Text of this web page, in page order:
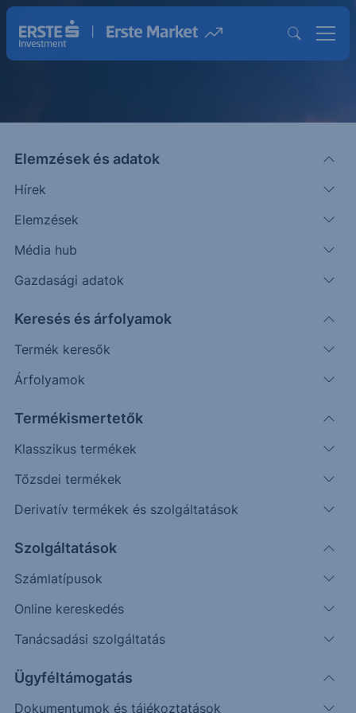
Elemzések és adatok
Hírek
Elemzések
Média hub
Gazdasági adatok
Keresés és árfolyamok
Termék keresők
Árfolyamok
Termékismertetők
Klasszikus termékek
Tőzsdei termékek
Derivatív termékek és szolgáltatások
Szolgáltatások
Számlatípusok
Online kereskedés
Tanácsadási szolgáltatás
Ügyféltámogatás
Dokumentumok és tájékoztatások
A befektetés mindenkié!
Erste Future Befektetési Program
Erste Future Csomagok Gyerekeknek
Már betöltötted a 18-at, de még nem vagy 27